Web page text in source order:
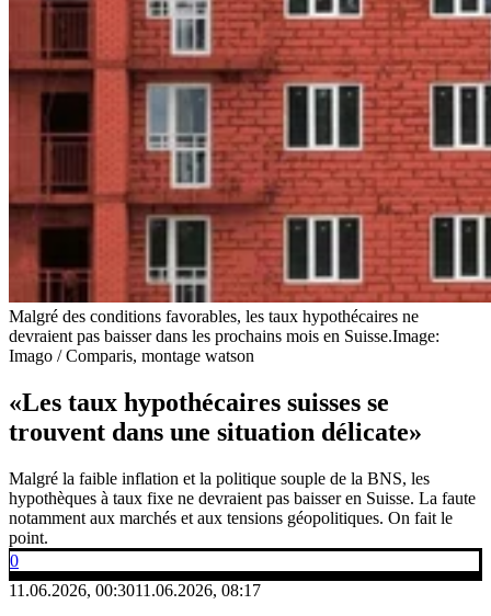
Malgré des conditions favorables, les taux hypothécaires ne
devraient pas baisser dans les prochains mois en Suisse.Image:
Imago / Comparis, montage watson
«Les taux hypothécaires suisses se
trouvent dans une situation délicate»
Malgré la faible inflation et la politique souple de la BNS, les
hypothèques à taux fixe ne devraient pas baisser en Suisse. La faute
notamment aux marchés et aux tensions géopolitiques. On fait le
point.
0
11.06.2026, 00:3011.06.2026, 08:17